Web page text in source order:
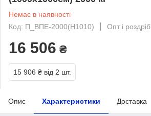
Немає в наявності
Код: П_ВПЕ-2000(Н1010)
Опт і роздріб
16 506 ₴
15 906 ₴ від 2 шт.
Опис Характеристики Доставка